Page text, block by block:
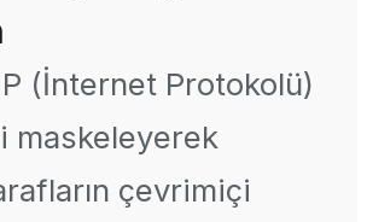
(İnternet Protokolü)
maskeleyerek
çevrimiçi